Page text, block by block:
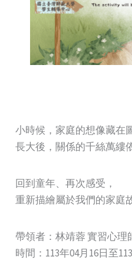
小時候，家庭的想像藏在
長大後，關係的千絲萬縷
回到童年、再次感受，
重新描繪屬於我們的家庭
帶領者：林靖蓉 實習心理
時間：113年04月16日至